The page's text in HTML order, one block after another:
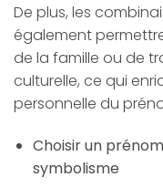
De plus, les
également
de la famille ou de
culturelle, ce qui
personnelle du
Choisir un
symbolisme